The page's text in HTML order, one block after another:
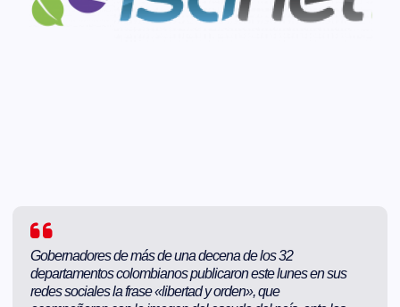
Gobernadores de más de una decena de los 32
departamentos colombianos publicaron este lunes en sus
redes sociales la frase «libertad y orden», que